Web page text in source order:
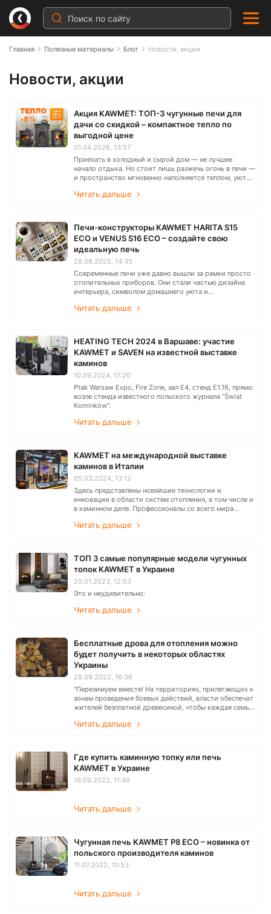
Главная Полезные материалы Блог Новости, акции
Новости, акции
Новости, акции
01.04.2026, 13:57
Акция KAWMET: ТОП-3 чугунные печи для
дачи со скидкой – компактное тепло по
выгодной цене
Приехать в холодный и сырой дом — не лучшее
начало отдыха. Но стоит лишь разжечь огонь в печи —
и пространство мгновенно наполняется теплом, уютом
Читать дальше
28.08.2025, 14:35
Печи-конструкторы KAWMET HARITA S15
ECO и VENUS S16 ECO – создайте свою
идеальную печь
Современные печи уже давно вышли за рамки просто
отопительных приборов. Они стали частью дизайна
интерьера, символом домашнего уюта и
идеально подойдёт именно вам?
Читать дальше
10.09.2024, 17:20
HEATING TECH 2024 в Варшаве: участие
KAWMET и SAVEN на известной выставке
каминов
Ptak Warsaw Expo, Fire Zone, зал E4, стенд E1.16, прямо
возле стенда известного польского журнала “Świat
Kominków”.
Читать дальше
05.03.2024, 13:12
KAWMET на международной выставке
каминов в Италии
Здесь представлены новейшие технологии и
инновации в области систем отопления, в том числе и
в каминном деле. Профессионалы со всего мира
показать свою продукцию.
Читать дальше
20.01.2023, 12:53
ТОП 3 самые популярные модели чугунных
топок KAWMET в Украине
Это и неудивительно:
Читать дальше
28.09.2022, 16:36
Бесплатные дрова для отопления можно
будет получить в некоторых областях
Украины
"Перезимуем вместе! На территориях, прилегающих к
зонам проведения боевых действий, власти обеспечат
жителей безплатной древесиной, чтобы каждая семья
зимнего периода", - говорится в сообщении.
Читать дальше
19.09.2022, 11:49
Где купить каминную топку или печь
KAWMET в Украине
Читать дальше
11.07.2022, 10:53
Чугунная печь KAWMET P8 EСO – новинка от
польского производителя каминов
Читать дальше